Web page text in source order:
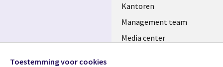
Kantoren
Management team
Media center
Toestemming voor cookies